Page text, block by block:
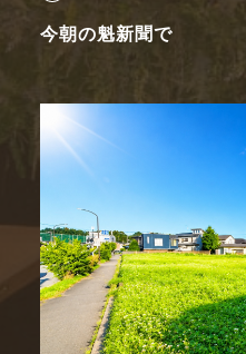
今朝の魁新聞で